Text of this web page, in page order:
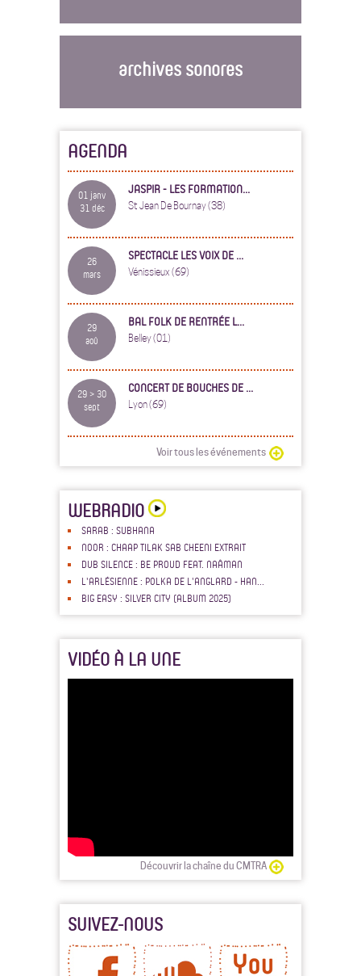
archives sonores
AGENDA
01 janv
31 déc
JASPIR - LES FORMATION...
St Jean De Bournay (38)
26
mars
SPECTACLE LES VOIX DE ...
Vénissieux (69)
29
aoû
BAL FOLK DE RENTRÉE L...
Belley (01)
29 > 30
sept
CONCERT DE BOUCHES DE ...
Lyon (69)
Voir tous les événements
WEBRADIO
SARAB : SUBHANA
NOOR : CHAAP TILAK SAB CHEENI EXTRAIT
DUB SILENCE : BE PROUD FEAT. NAÂMAN
L'ARLÉSIENNE : POLKA DE L'ANGLARD - HAN...
BIG EASY : SILVER CITY (ALBUM 2025)
VIDÉO À LA UNE
Découvrir la chaîne du CMTRA
SUIVEZ-NOUS